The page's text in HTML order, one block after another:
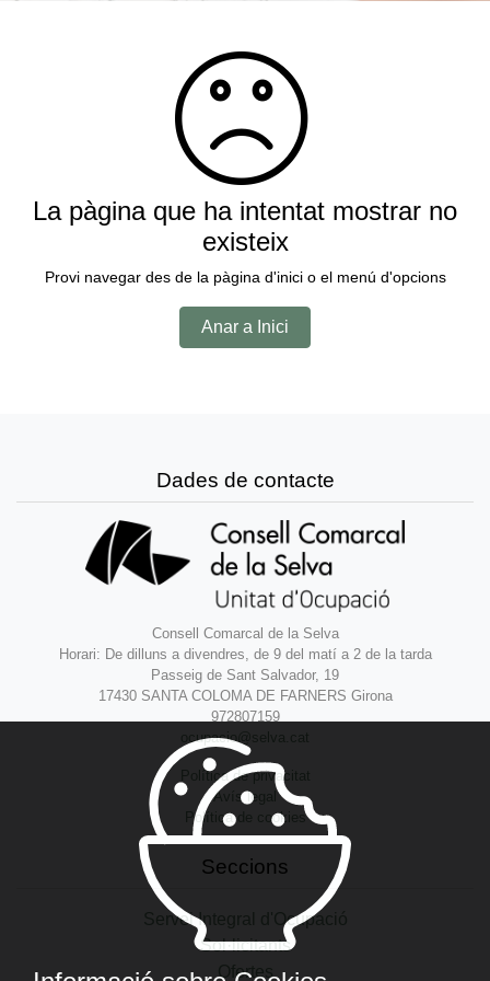
La pàgina que ha intentat mostrar no
existeix
Provi navegar des de la pàgina d'inici o el menú d'opcions
Anar a Inici
Dades de contacte
Consell Comarcal de la Selva
Horari: De dilluns a divendres, de 9 del matí a 2 de la tarda
Passeig de Sant Salvador, 19
17430 SANTA COLOMA DE FARNERS Girona
972807159
ocupacio@selva.cat
Política de privacitat
Avís legal
Política de cookies
Seccions
Servei Integral d'Ocupació
Sol·licitants
Ofertes